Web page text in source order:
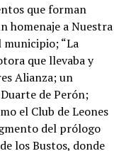
que forman
homenaje a Nuestra
municipio; “La
que llevaba y
Alianza; un
de Perón;
el Club de Leones
del prólogo
los Bustos, donde